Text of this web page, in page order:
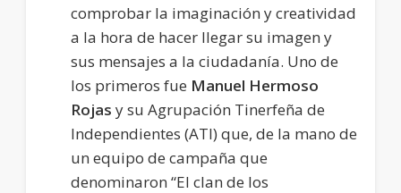
comprobar la imaginación y creatividad
a la hora de hacer llegar su imagen y
sus mensajes a la ciudadanía. Uno de
los primeros fue Manuel Hermoso
Rojas y su Agrupación Tinerfeña de
Independientes (ATI) que, de la mano de
un equipo de campaña que
denominaron “El clan de los